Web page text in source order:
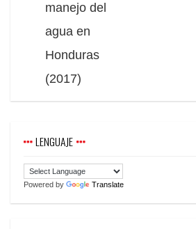
manejo del
agua en
Honduras
(2017)
LENGUAJE
Powered by Translate